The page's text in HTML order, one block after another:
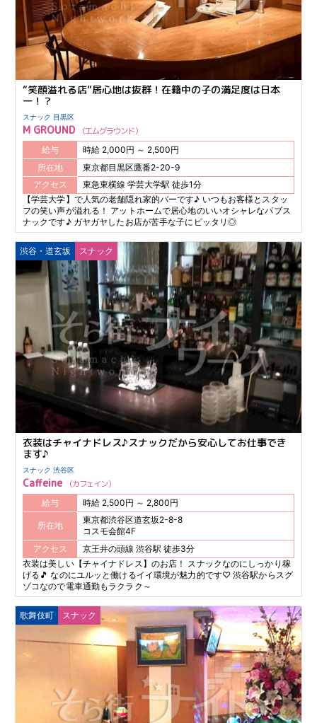
“笑顔溢れる店”居心地は抜群！在籍中の子の満足度は日本
一！？
スナック 目黒区
M GROUND エムグラウンド
給与
時給 2,000円 ～ 2,500円
所在地
東京都目黒区鷹番2-20-9
アクセス
東急東横線 学芸大学駅 徒歩1分
【学芸大学】で人気の老舗隠れ家的バーです♪ いつもお客様とスタッ
フの笑い声が溢れる！ アットホームで居心地のいいオシャレなパブス
ナックです♪ ガヤガヤしたお店が苦手な子にピッタリ◎
渋谷・道玄坂 スナック
衣装はチャイナドレス♪スナックだから安心してお仕事でき
ます♪
スナック 渋谷区
Caffeine カフェイン
給与 時給 2,500円 ～ 2,800円
所在地
東京都渋谷区道玄坂2-8-8
コスモ会館4F
アクセス
京王井の頭線 渋谷駅 徒歩3分
衣装は美しい【チャイナドレス】のお店！ スナックなのにしっかり稼
げる🎵 なのにユルッと働けるイイ環境が魅力的です♡ 渋谷駅からスグ
ゾコなので電車通勤もラクラク～
歌舞伎町 スナック